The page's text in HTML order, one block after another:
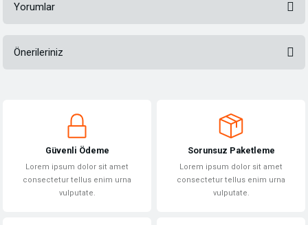
Yorumlar
Önerileriniz
Görüş ve önerileriniz için teşekkür ederiz.
Ürün açıklamasında eksik bilgiler bulunuyor.
Ürün bilgilerinde hatalar bulunuyor.
Güvenli Ödeme
Lorem ipsum dolor sit amet
consectetur tellus enim urna
vulputate.
Sorunsuz Paketleme
Lorem ipsum dolor sit amet
consectetur tellus enim urna
vulputate.